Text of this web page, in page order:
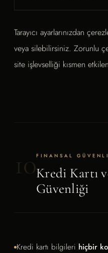
Tarayıcı ayarlarınızdan
veya silebilirsiniz. Zorunlu
site işlevselliği kısmen
10FINANSAL
Kredi Kartı
Güvenliği
Kredi kartı bilgileri hiçbir